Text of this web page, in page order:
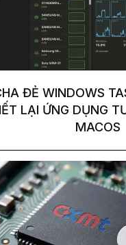
ĐẺ WINDOWS
LẠI ỨNG DỤNG
MACOS